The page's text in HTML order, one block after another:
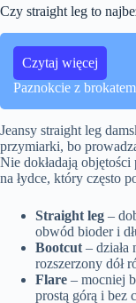
Czy straight leg to
Czytaj więcej
Paznokcie z
Jeansy straight leg
przymiarki, bo
Nie dokładają
na łydce, który często
Straight leg –
obwód bioder i
Bootcut – działa
rozszerzony dół
Flare – mocniej
prostą górą i bez